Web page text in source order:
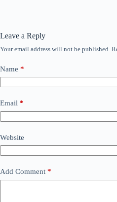
Leave a Reply
Your email address will not be published.
Name *
Email *
Website
Add Comment *